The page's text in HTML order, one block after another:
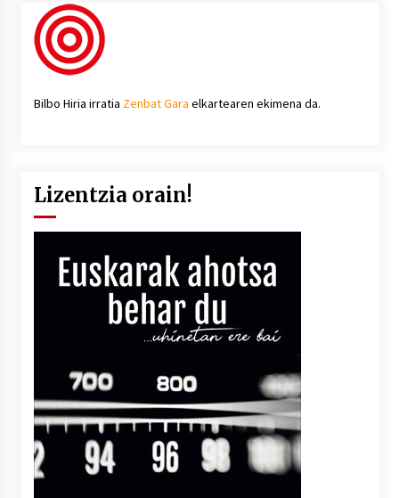
Bilbo Hiria irratia Zenbat Gara elkartearen ekimena da.
Lizentzia orain!